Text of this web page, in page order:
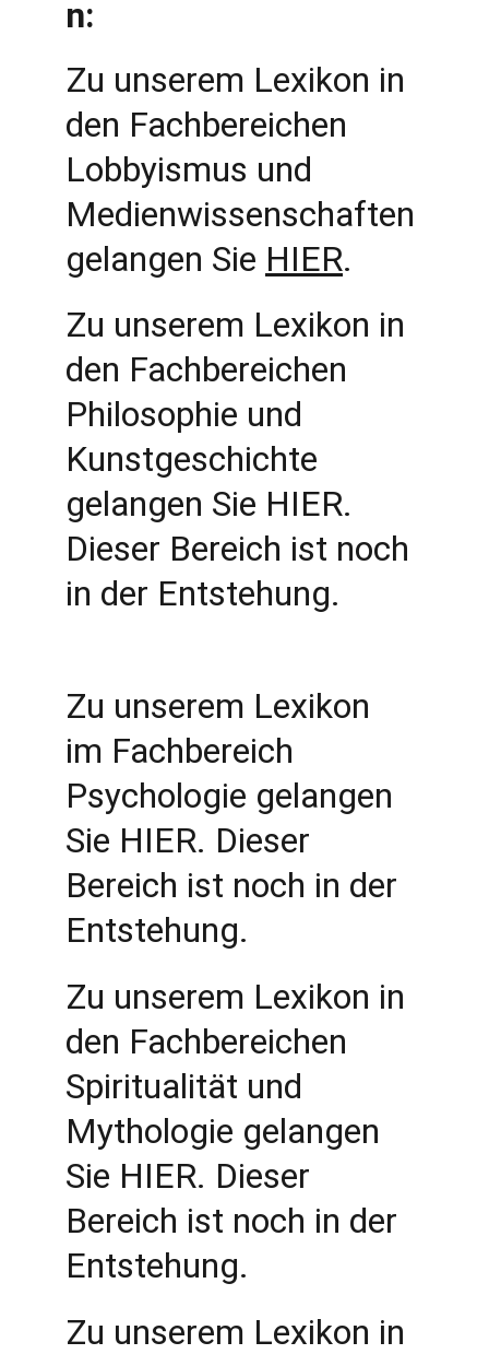
n:
Zu unserem Lexikon in
den Fachbereichen
Lobbyismus und
Medienwissenschaften
gelangen Sie HIER.
Zu unserem Lexikon in
den Fachbereichen
Philosophie und
Kunstgeschichte
gelangen Sie HIER.
Dieser Bereich ist noch
in der Entstehung.
Zu unserem Lexikon
im Fachbereich
Psychologie gelangen
Sie HIER. Dieser
Bereich ist noch in der
Entstehung.
Zu unserem Lexikon in
den Fachbereichen
Spiritualität und
Mythologie gelangen
Sie HIER. Dieser
Bereich ist noch in der
Entstehung.
Zu unserem Lexikon in